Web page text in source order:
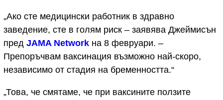
„Ако сте медицински работник в здравно
заведение, сте в голям риск – заявява Джеймисън
пред JAMA Network на 8 февруари. –
Препоръчвам ваксинация възможно най-скоро,
независимо от стадия на бременността.“
„Това, че смятаме, че при ваксините ползите